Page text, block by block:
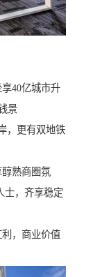
40亿城市升
景
，更有双地铁
熟商圈氛
士，齐享稳定
，商业价值